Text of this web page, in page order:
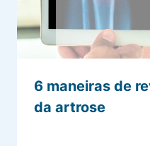
6 maneiras de
da artrose